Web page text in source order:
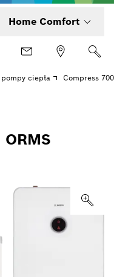
Home Comfort
ciepła Compress